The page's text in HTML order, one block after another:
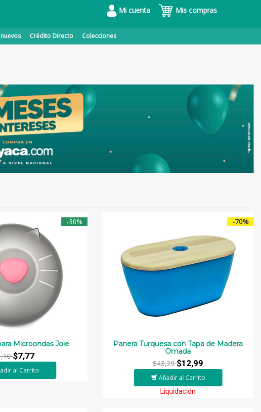
Mi cuenta Mis compras
Crédito Directo Colecciones
-30%
Microondas Joie
$7,77
al Carrito
-70%
Panera Turquesa con Tapa de Madera
Omada
$43,29$12,99
Añadir al Carrito
Liquidación